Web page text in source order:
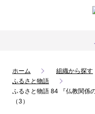
ホーム 組織から探す
ふるさと物語
ふるさと物語 84 『仏教関係
（3）